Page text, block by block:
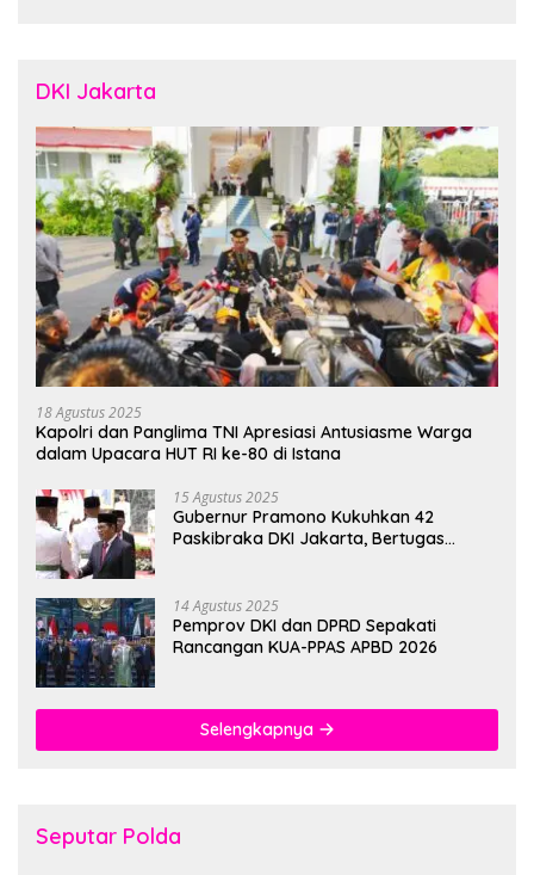
DKI Jakarta
18 Agustus 2025
Kapolri dan Panglima TNI Apresiasi Antusiasme Warga
dalam Upacara HUT RI ke-80 di Istana
15 Agustus 2025
Gubernur Pramono Kukuhkan 42
Paskibraka DKI Jakarta, Bertugas
14 Agustus 2025
Pemprov DKI dan DPRD Sepakati
Rancangan KUA-PPAS APBD 2026
Selengkapnya
Seputar Polda